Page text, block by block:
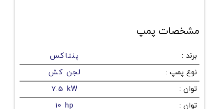
مشخصات پمپ
برند :
پنتاکس
نوع پمپ :
لجن کش
توان :
7.5 kW
توان :
10 hp